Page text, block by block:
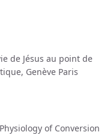
de Jésus au point de
Genève Paris
of Conversion